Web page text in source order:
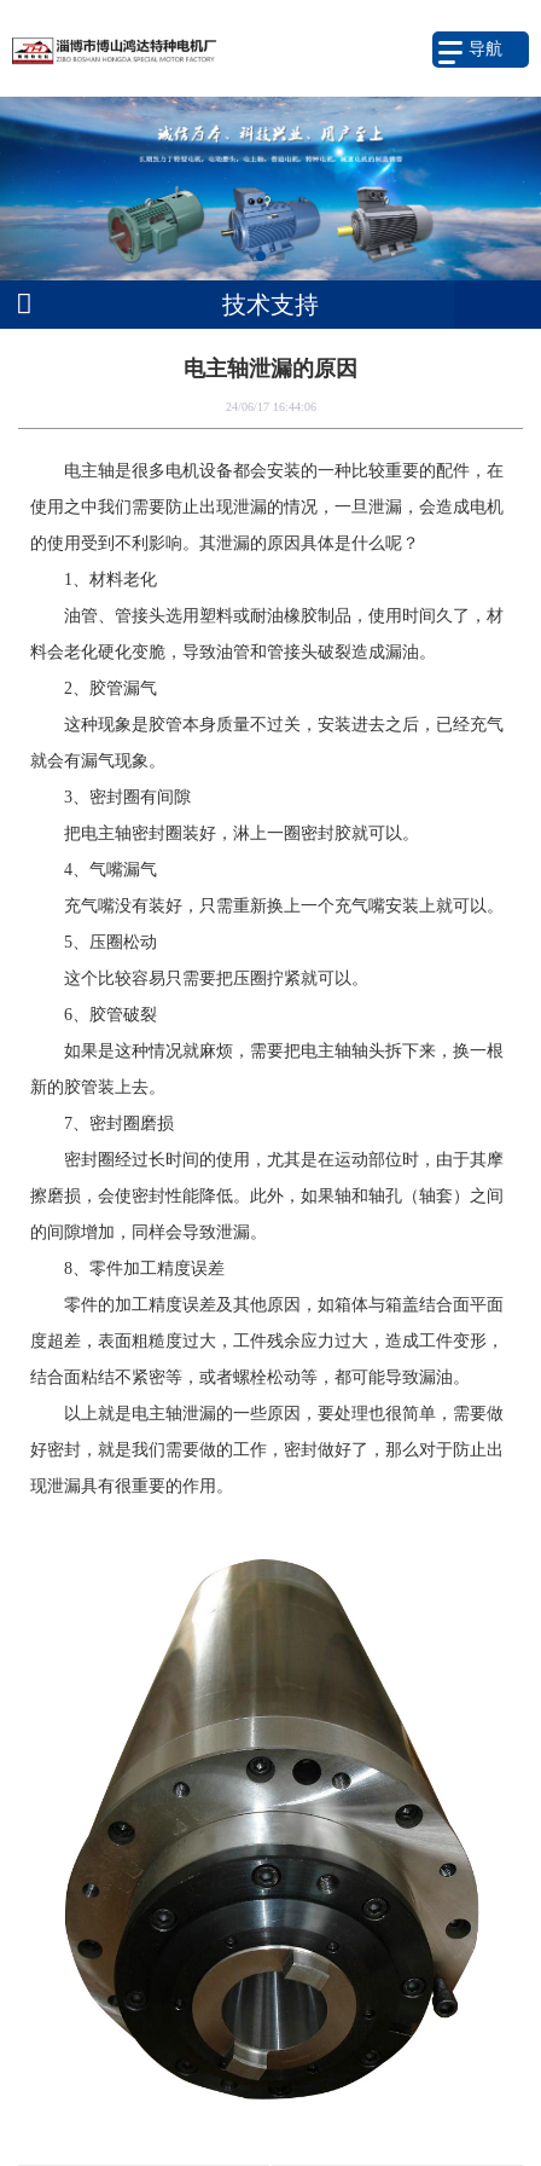
导航
技术支持
电主轴泄漏的原因
24/06/17 16:44:06
电主轴是很多电机设备都会安装的一种比较重要的配件，在
使用之中我们需要防止出现泄漏的情况，一旦泄漏，会造成电机
的使用受到不利影响。其泄漏的原因具体是什么呢？
1、材料老化
油管、管接头选用塑料或耐油橡胶制品，使用时间久了，材
料会老化硬化变脆，导致油管和管接头破裂造成漏油。
2、胶管漏气
这种现象是胶管本身质量不过关，安装进去之后，已经充气
就会有漏气现象。
3、密封圈有间隙
把电主轴密封圈装好，淋上一圈密封胶就可以。
4、气嘴漏气
充气嘴没有装好，只需重新换上一个充气嘴安装上就可以。
5、压圈松动
这个比较容易只需要把压圈拧紧就可以。
6、胶管破裂
如果是这种情况就麻烦，需要把电主轴轴头拆下来，换一根
新的胶管装上去。
7、密封圈磨损
密封圈经过长时间的使用，尤其是在运动部位时，由于其摩
擦磨损，会使密封性能降低。此外，如果轴和轴孔（轴套）之间
的间隙增加，同样会导致泄漏。
8、零件加工精度误差
零件的加工精度误差及其他原因，如箱体与箱盖结合面平面
度超差，表面粗糙度过大，工件残余应力过大，造成工件变形，
结合面粘结不紧密等，或者螺栓松动等，都可能导致漏油。
以上就是电主轴泄漏的一些原因，要处理也很简单，需要做
好密封，就是我们需要做的工作，密封做好了，那么对于防止出
现泄漏具有很重要的作用。